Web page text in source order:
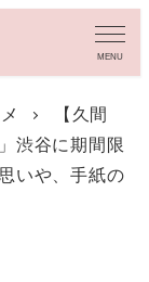
MENU
【久間
渋谷に期間限
いや、手紙の